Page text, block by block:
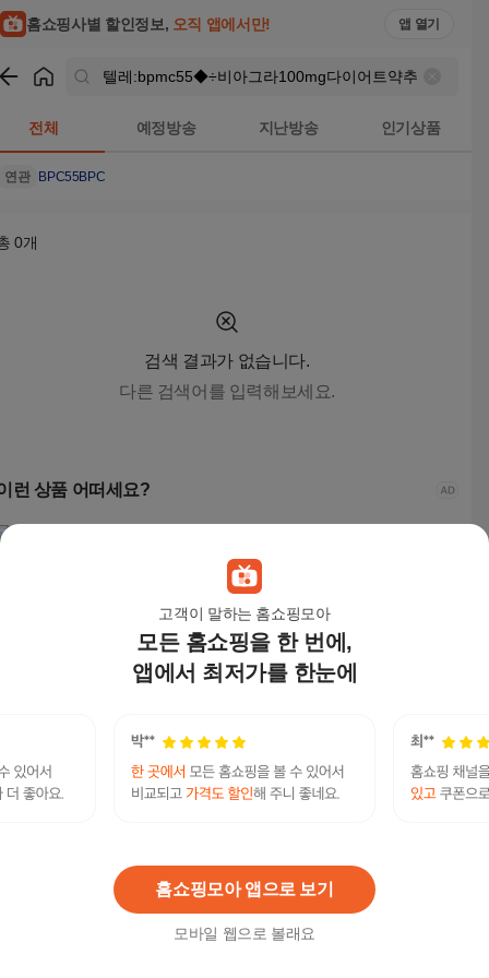
고객이 말하는 홈쇼핑모아
모든 홈쇼핑을 한 번에,
앱에서 최저가를 한눈에
홈쇼핑모아 앱으로 보기
모바일 웹으로 볼래요
홈쇼핑사별 할인정보, 오직 앱에서만! 앱 열기
전체 예정방송 지난방송 인기상품
연관 BPC55BPC
0개
검색 결과가 없습니다.
다른 검색어를 입력해보세요.
런 상품 어떠세요?
물 낙엽 PP 포대 마
자루
원
소록 CD : 물류센터, 용
달, 이사, 컨테이너, 퀵
서비스, 택배업체, 편의
153,000원
티로폼박스 아이스박
스 포장박스 외경 368X
314X283mm
34,800
투
비
BPC
텔레:bpmc55◆÷비아그라100mg다이어트약추천 검색결과 | 홈